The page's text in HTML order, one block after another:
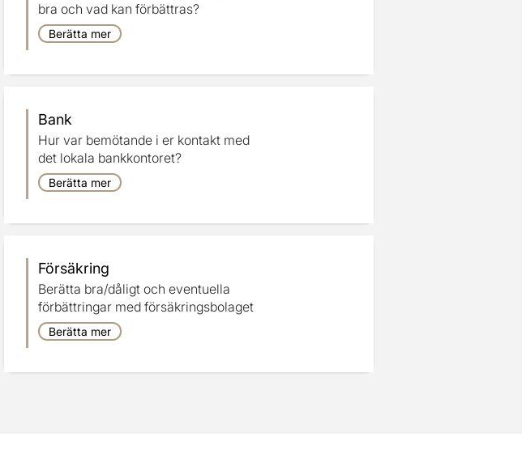
bra och vad kan förbättras?
Berätta mer
Bank
Hur var bemötande i er kontakt med
det lokala bankkontoret?
Berätta mer
Försäkring
Berätta bra/dåligt och eventuella
förbättringar med försäkringsbolaget
Berätta mer